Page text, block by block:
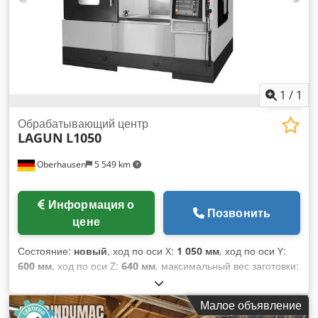
1 / 1
Oberhausen 5 549 km
Обрабатывающий центр
LAGUN L1050
цене
Позвонить
Состояние: новый, ход по оси X: 1 050 мм, ход по оси Y:
600 мм, ход по оси Z: 640 мм, максимальный вес заготовки:
, количество гнезд в инструментальном магазине:
производитель контроллеров:HEIDENHAIN, общий вес:
8 000 кг, длина стола:1 150 мм, ширина стола:550 мм,
Малое объявление